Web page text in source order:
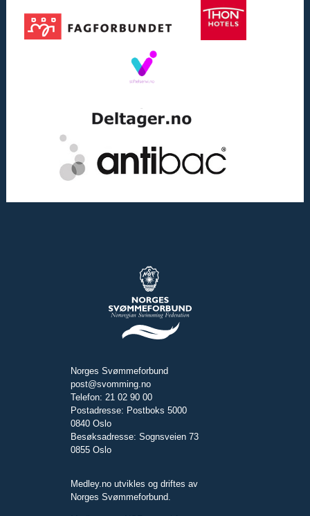
Norges Svømmeforbund
post@svomming.no
Telefon: 21 02 90 00
Postadresse: Postboks 5000
0840 Oslo
Besøksadresse: Sognsveien 73
0855 Oslo
Medley.no utvikles og driftes av
Norges Svømmeforbund.